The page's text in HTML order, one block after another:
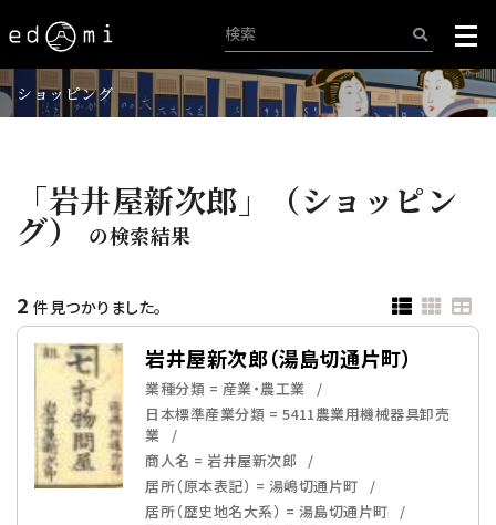
ショッピング
「岩井屋新次郎」（ショッピン
グ） の検索結果
2 件見つかりました。
岩井屋新次郎（湯島切通片町）
業種分類 = 産業・農工業
日本標準産業分類 = 5411農業用機械器具卸売
業
商人名 = 岩井屋新次郎
居所（原本表記） = 湯嶋切通片町
居所（歴史地名大系） = 湯島切通片町